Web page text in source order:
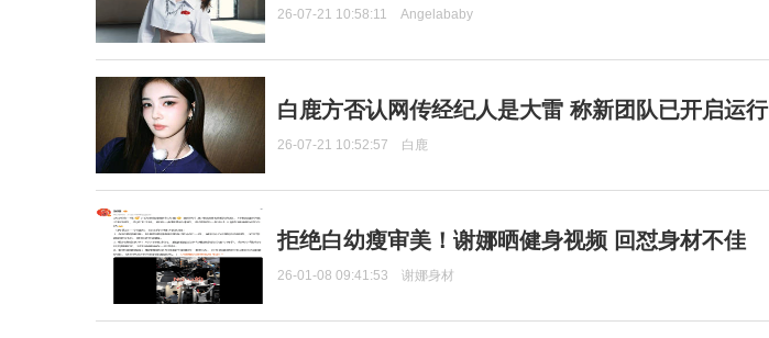
26-07-21 10:58:11 Angelababy
白鹿方否认网传经纪人是大雷 称新团队已开启运行
26-07-21 10:52:57 白鹿
拒绝白幼瘦审美！谢娜晒健身视频 回怼身材不佳
26-01-08 09:41:53 谢娜身材